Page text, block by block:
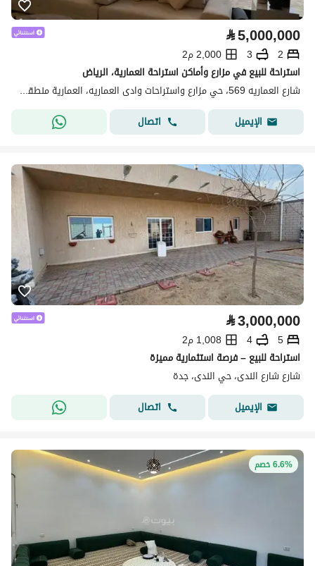
⃁5,000,000
2
3
2,000 م2
استراحة للبيع في مزارع وأماكن استراحة العمارية، الرياض
شارع العماريه 569، حي مزارع واستراحات وادى العماريه، العمارية منطقة الرياض
الإيميل
اتصال
⃁3,000,000
5
4
1,008 م2
استراحة للبيع – فرصة استثمارية مميزة
شارع شارع الندى، حي الندى، جدة
الإيميل
اتصال
6.6% خصم